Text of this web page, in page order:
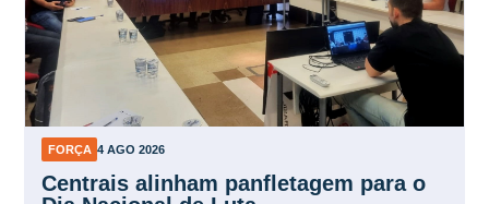
FORÇA 4 AGO 2026
Centrais alinham panfletagem para o